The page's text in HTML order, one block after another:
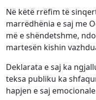
Në këtë rrëfim të
marrëdhënia e saj me
më e shëndetshme,
martesën kishin
Deklarata e saj ka
teksa publiku ka
hapjen e saj